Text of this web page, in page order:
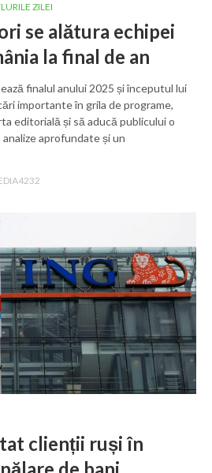
ZILEI
se alătura echipei
la final de an
finalul anului 2025 și începutul lui
importante în grila de programe,
editorială și să aducă publicului o
aprofundate și un
clienții ruși în
de bani